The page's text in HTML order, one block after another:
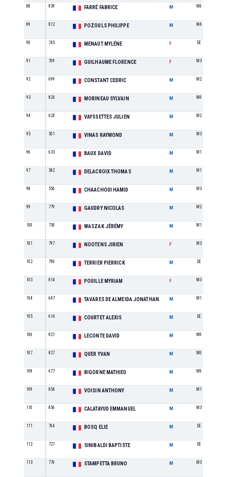
88 839 FARRÉ FABRICE M M0
89 812 POZOULS PHILIPPE M M4
90 745 MENAUT MYLÉNE F SE
91 709 GUILHAUME FLORENCE F M3
92 699 CONSTANT CEDRIC M M2
93 824 MORINEAU SYLVAIN M M0
94 624 VAYSSETTES JULIEN M M2
95 501 VINAS RAYMOND M M3
96 633 BAUX DAVID M M1
97 582 DELACROIX THOMAS M M1
98 556 CHAACHOUI HAMID M M3
99 779 GAUDRY NICOLAS M M2
100 750 WASZAK JÉRÉMY M M1
101 797 NOOTENS JIRIEN F M3
102 790 TERRIER PIERRICK M SE
103 814 POUILLE MYRIAM F M3
104 647 TAVARES DE ALMEIDA JONATHAN M M1
105 614 COURTET ALEXIS M SE
106 821 LECONTE DAVID M M0
107 827 QUER YVAN M M0
108 677 BIGORNE MATHIEU M M0
109 854 VOISIN ANTHONY M M1
110 856 CALATAYUD EMMANUEL M M3
111 764 BOSQ ELIE M SE
112 721 SINIBALDI BAPTISTE M SE
113 776 STAMPETTA BRUNO M M3